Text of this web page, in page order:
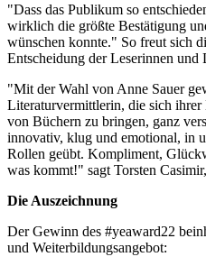
"Dass das Publikum so
wirklich die größte Bestätigung
wünschen konnte." So freut sich
Entscheidung der Leserinnen und
"Mit der Wahl von Anne Sauer
Literaturvermittlerin, die sich
von Büchern zu bringen, ganz
innovativ, klug und emotional, in
Rollen geübt. Kompliment,
was kommt!" sagt Torsten
Die Auszeichnung
Der Gewinn des #yeaward22
und Weiterbildungsangebot: